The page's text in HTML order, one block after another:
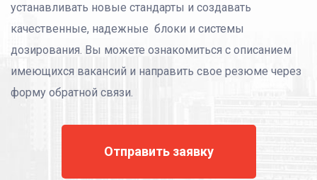
устанавливать новые стандарты и создавать
качественные, надежные блоки и системы
дозирования. Вы можете ознакомиться с описанием
имеющихся вакансий и направить свое резюме через
форму обратной связи.
Отправить заявку